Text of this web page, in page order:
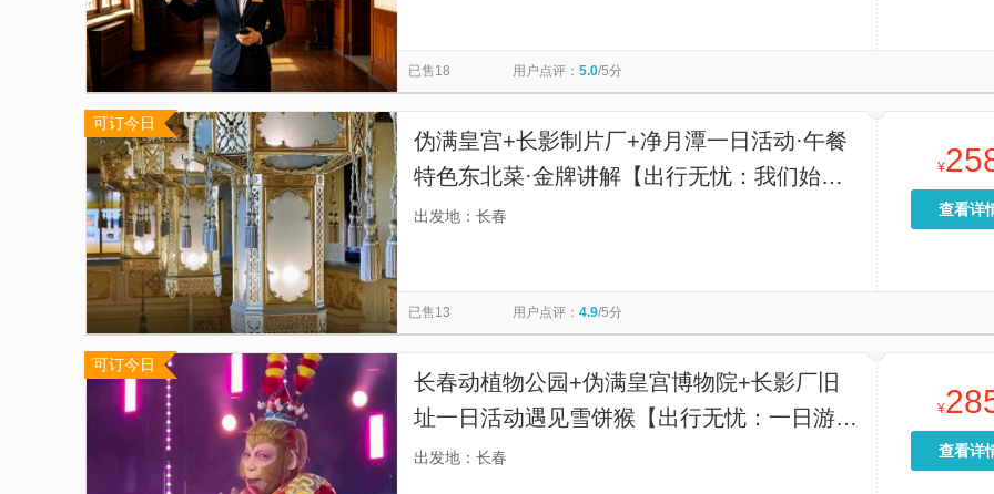
已售18 用户点评： 5.0/5分
可订今日
伪满皇宫+长影制片厂+净月潭一日活动·午餐
特色东北菜·金牌讲解【出行无忧：我们始终
如一，省市金牌导游带队，能力出众，景区精
出发地：长春
¥
查看详
已售13 用户点评： 4.9/5分
可订今日
长春动植物公园+伪满皇宫博物院+长影厂旧
址一日活动遇见雪饼猴【出行无忧：一日游产
品由省市金牌导游带队，服务讲解能力出众，
出发地：长春
¥
查看详